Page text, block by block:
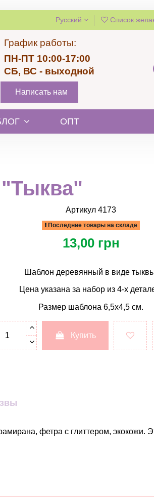
Русский Список
График работы:
ПН-ПТ 10:00-17:00
СБ, ВС - выходной
Написать нам
ОПТ
Артикул 4173
Последние товары на складе
13,00 грн
Шаблон деревянный в виде
Цена указана за набор из 4-х
Размер шаблона 6,5х4,5 см.
Купить
фетра с глиттером, экокожи.